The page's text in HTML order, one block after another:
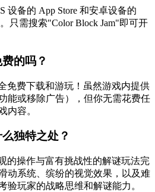
设备的 App Store 和安卓设备的
只需搜索"Color Block Jam"即可开
的吗？
免费下载和游玩！虽然游戏内提供
能或移除广告），但你无需花费任
内容。
独特之处？
的操作与富有挑战性的解谜玩法完
动系统、缤纷的视觉效果，以及难
验玩家的战略思维和解谜能力。